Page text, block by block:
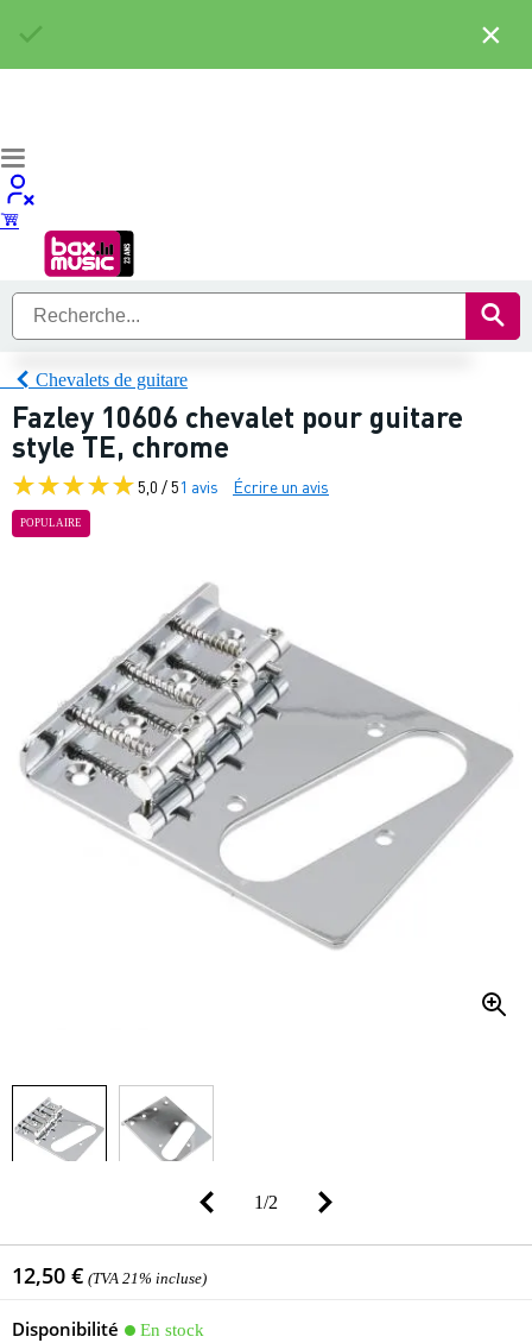
Chevalets de guitare
Fazley 10606 chevalet pour guitare
style TE, chrome
5,0 / 51 avis Écrire un avis
POPULAIRE
1/2
12,50 € (TVA 21% incluse)
Disponibilité
En stock
×